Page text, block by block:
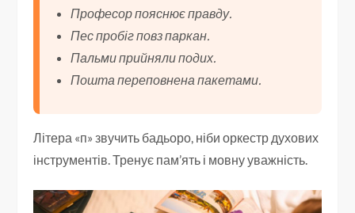
Професор пояснює правду.
Пес пробіг повз паркан.
Пальми прийняли подих.
Пошта переповнена пакетами.
Літера «п» звучить бадьоро, ніби оркестр духових
інструментів. Тренує пам’ять і мовну уважність.